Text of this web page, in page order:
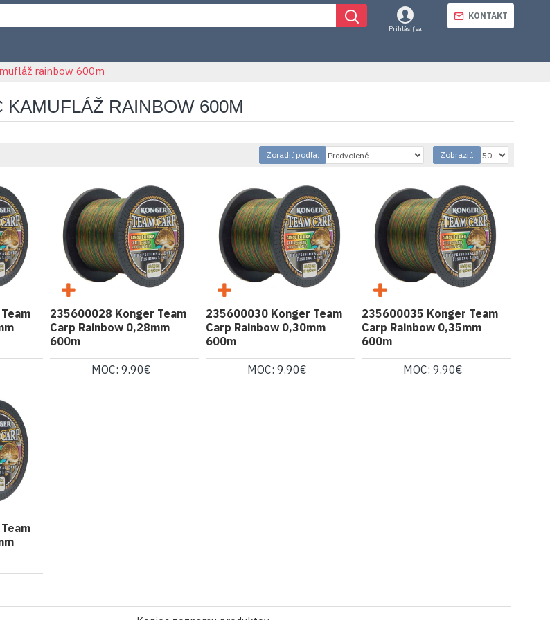
Prihlásiť sa
KONTAKT
rainbow 600m
KAMUFLÁŽ RAINBOW 600M
Zoradiť podľa: Zobraziť:
235600028 Konger Team
Carp Rainbow 0,28mm
600m
MOC: 9.90€
235600030 Konger Team
Carp Rainbow 0,30mm
600m
MOC: 9.90€
235600035 Konger Team
Carp Rainbow 0,35mm
600m
MOC: 9.90€